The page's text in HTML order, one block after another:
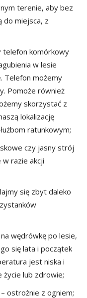
terenie, aby bez
do miejsca, z
telefon komórkowy
w lesie
Telefon możemy
Pomoże również
skorzystać z
lokalizację
ratunkowym;
czy jasny strój
razie akcji
się zbyt daleko
wędrówkę po lesie,
się lata i początek
jest niska i
lub zdrowie;
ostrożnie z ogniem;